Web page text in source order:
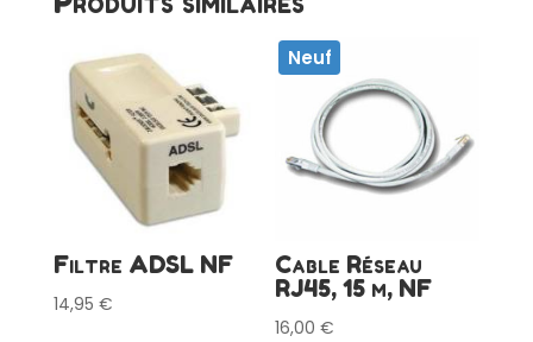
Filtre ADSL NF
14,95 €
Neuf
Cable Réseau
RJ45, 15 m, NF
16,00€